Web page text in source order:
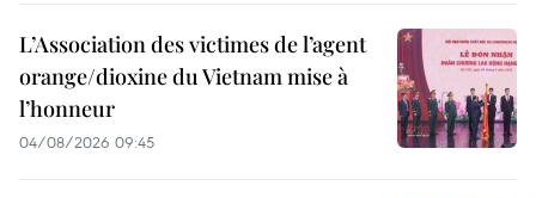
L’Association des victimes de l’agent
orange/dioxine du Vietnam mise à
l’honneur
04/08/2026 09:45